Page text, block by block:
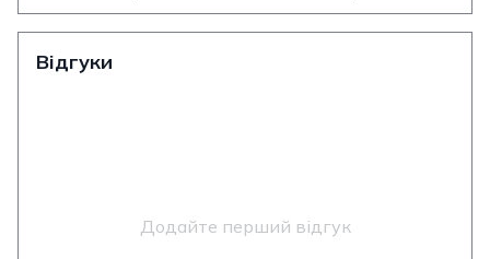
Відгуки
Додайте перший відгук